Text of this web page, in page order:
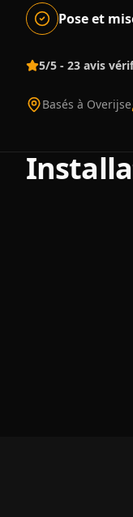
Pose et
5/5 - 23 avis
Basés à Overijse